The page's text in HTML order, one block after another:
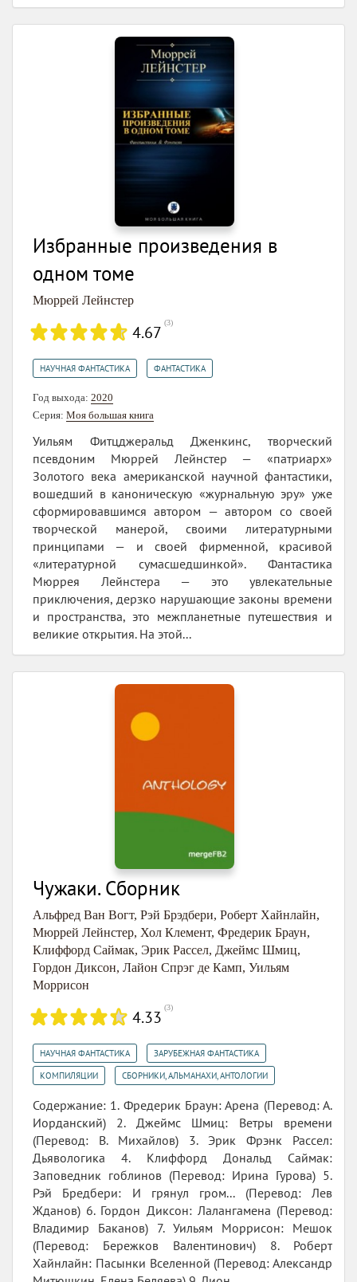
Избранные произведения в
одном томе
Мюррей Лейнстер
4.67 (3)
НАУЧНАЯ ФАНТАСТИКА ФАНТАСТИКА
Год выхода: 2020
Серия: Моя большая книга
Уильям Фитцджеральд Дженкинс, творческий
псевдоним Мюррей Лейнстер — «патриарх»
Золотого века американской научной фантастики,
вошедший в каноническую «журнальную эру» уже
сформировавшимся автором — автором со своей
творческой манерой, своими литературными
принципами — и своей фирменной, красивой
«литературной сумасшедшинкой». Фантастика
Мюррея Лейнстера — это увлекательные
приключения, дерзко нарушающие законы времени
и пространства, это межпланетные путешествия и
великие открытия. На этой...
Чужаки. Сборник
Альфред Ван Вогт, Рэй Брэдбери, Роберт Хайнлайн,
Мюррей Лейнстер, Хол Клемент, Фредерик Браун,
Клиффорд Саймак, Эрик Рассел, Джеймс Шмиц,
Гордон Диксон, Лайон Спрэг де Камп, Уильям
Моррисон
4.33 (3)
НАУЧНАЯ ФАНТАСТИКА ЗАРУБЕЖНАЯ ФАНТАСТИКА
КОМПИЛЯЦИИ СБОРНИКИ, АЛЬМАНАХИ, АНТОЛОГИИ
Содержание: 1. Фредерик Браун: Арена (Перевод: А.
Иорданский) 2. Джеймс Шмиц: Ветры времени
(Перевод: В. Михайлов) 3. Эрик Фрэнк Рассел:
Дьявологика 4. Клиффорд Дональд Саймак:
Заповедник гоблинов (Перевод: Ирина Гурова) 5.
Рэй Бредбери: И грянул гром... (Перевод: Лев
Жданов) 6. Гордон Диксон: Лалангамена (Перевод:
Владимир Баканов) 7. Уильям Моррисон: Мешок
(Перевод: Бережков Валентинович) 8. Роберт
Хайнлайн: Пасынки Вселенной (Перевод: Александр